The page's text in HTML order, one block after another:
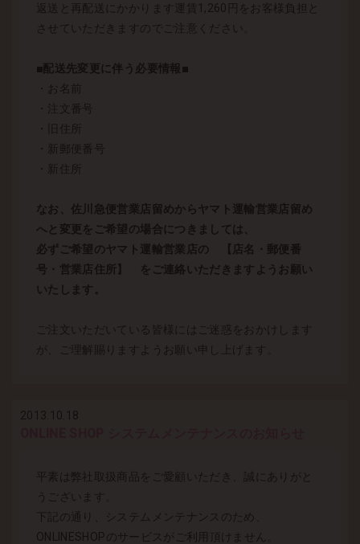
返送と再配送にかかります運賃1,260円をお客様負担と
させていただきますのでご注意ください。
■配送先変更に伴う必要情報■
・お名前
・注文番号
・旧住所
・新郵便番号
・新住所
なお、佐川急便営業店留めからヤマト運輸営業店留め
へと変更をご希望の場合につきましては、
必ずご希望のヤマト運輸営業店の 【店名・郵便番
号・営業店住所】 をご連絡いただきますようお願い
いたします。
ご注文いただいている皆様にはご迷惑をおかけします
が、ご理解賜りますようお願い申し上げます。
2013.10.18
平素は弊社取扱商品をご愛顧いただき、誠にありがと
うございます。
下記の通り、システムメンテナンスのため、
ONLINESHOPのサービスがご利用頂けません。